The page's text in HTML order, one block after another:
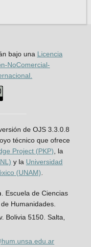
bajo una Licencia
NoComercial-
de OJS 3.3.0.8
técnico que ofrece
Project (PKP), la
y la Universidad
(UNAM).
. Escuela de Ciencias
Humanidades.
Bolivia 5150. Salta,